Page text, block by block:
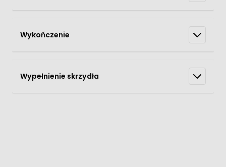
Wykończenie
Wypełnienie skrzydła